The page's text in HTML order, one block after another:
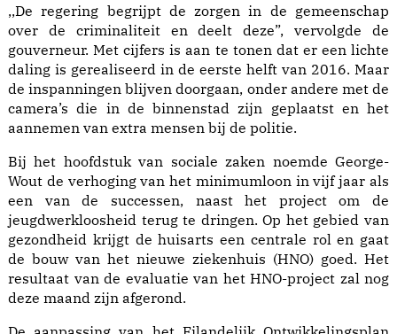
,,De regering begrijpt de zorgen in de gemeenschap
over de criminaliteit en deelt deze”, vervolgde de
gouverneur. Met cijfers is aan te tonen dat er een lichte
daling is gerealiseerd in de eerste helft van 2016. Maar
de inspanningen blijven doorgaan, onder andere met de
camera’s die in de binnenstad zijn geplaatst en het
aannemen van extra mensen bij de politie.
Bij het hoofdstuk van sociale zaken noemde George-
Wout de verhoging van het minimumloon in vijf jaar als
een van de successen, naast het project om de
jeugdwerkloosheid terug te dringen. Op het gebied van
gezondheid krijgt de huisarts een centrale rol en gaat
de bouw van het nieuwe ziekenhuis (HNO) goed. Het
resultaat van de evaluatie van het HNO-project zal nog
deze maand zijn afgerond.